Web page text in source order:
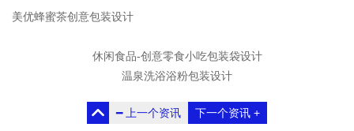
美优蜂蜜茶创意包装设计
休闲食品-创意零食小吃包装袋设计
温泉洗浴浴粉包装设计
━上一个资讯 下一个资讯 +